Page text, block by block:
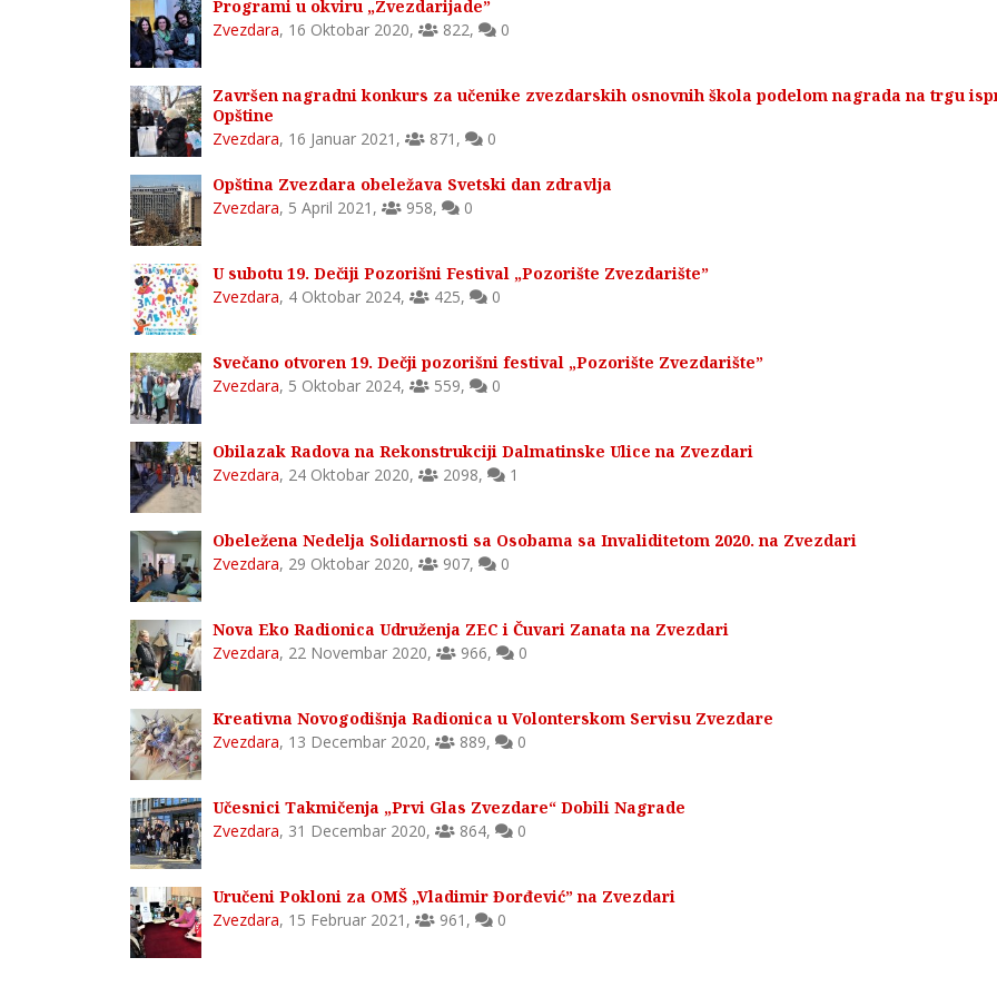
Programi u okviru „Zvezdarijade”
Zvezdara, 16 Oktobar 2020, 822, 0
Završen nagradni konkurs za učenike zvezdarskih osnovnih škola podelom nagrada na trgu
Opštine
Zvezdara, 16 Januar 2021 , 871 , 0
Opština Zvezdara obeležava Svetski dan zdravlja
Zvezdara, 5 April 2021 , 958, 0
U subotu 19. Dečiji Pozorišni Festival „Pozorište Zvezdarište”
Zvezdara, 4 Oktobar 2024, 425, 0
Svečano otvoren 19. Dečji pozorišni festival „Pozorište Zvezdarište”
Zvezdara, 5 Oktobar 2024, 559, 0
Obilazak Radova na Rekonstrukciji Dalmatinske Ulice na Zvezdari
Zvezdara, 24 Oktobar 2020, 2098, 1
Obeležena Nedelja Solidarnosti sa Osobama sa Invaliditetom 2020. na Zvezdari
Zvezdara, 29 Oktobar 2020, 907, 0
Nova Eko Radionica Udruženja ZEC i Čuvari Zanata na Zvezdari
Zvezdara, 22 Novembar 2020, 966, 0
Kreativna Novogodišnja Radionica u Volonterskom Servisu Zvezdare
Zvezdara, 13 Decembar 2020, 889, 0
Učesnici Takmičenja „Prvi Glas Zvezdare“ Dobili Nagrade
Zvezdara, 31 Decembar 2020, 864, 0
Uručeni Pokloni za OMŠ „Vladimir Đorđević” na Zvezdari
Zvezdara, 15 Februar 2021 , 961 , 0